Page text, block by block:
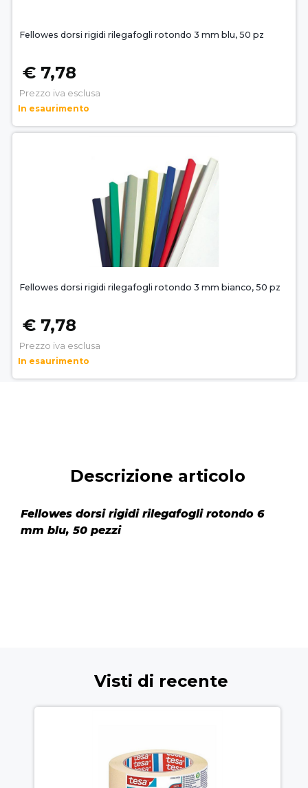
Fellowes dorsi rigidi rilegafogli rotondo 3 mm blu, 50 pz
€ 7,78
Prezzo iva esclusa
In esaurimento
Fellowes dorsi rigidi rilegafogli rotondo 3 mm bianco, 50 pz
€ 7,78
Prezzo iva esclusa
In esaurimento
Descrizione articolo
Fellowes dorsi rigidi rilegafogli rotondo 6
mm blu, 50 pezzi
Visti di recente